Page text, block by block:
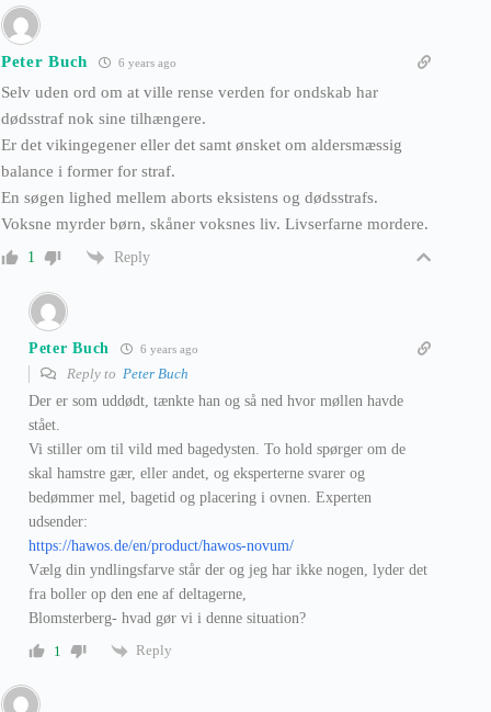
Peter Buch 6 years ago
Selv uden ord om at ville rense verden for ondskab har
dødsstraf nok sine tilhængere.
Er det vikingegener eller det samt ønsket om aldersmæssig
balance i former for straf.
En søgen lighed mellem aborts eksistens og dødsstrafs.
Voksne myrder børn, skåner voksnes liv. Livserfarne mordere.
1 Reply
Peter Buch 6 years ago
Reply to Peter Buch
Der er som uddødt, tænkte han og så ned hvor møllen havde
stået.
Vi stiller om til vild med bagedysten. To hold spørger om de
skal hamstre gær, eller andet, og eksperterne svarer og
bedømmer mel, bagetid og placering i ovnen. Experten
udsender:
https://hawos.de/en/product/hawos-novum/
Vælg din yndlingsfarve står der og jeg har ikke nogen, lyder det
fra boller op den ene af deltagerne,
Blomsterberg- hvad gør vi i denne situation?
1
Reply